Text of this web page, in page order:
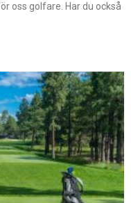
oss golfare. Har du också